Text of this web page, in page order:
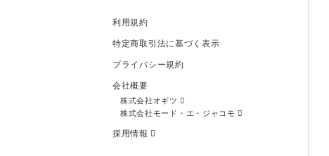
利用規約
特定商取引法に基づく表示
プライバシー規約
会社概要
株式会社オギツ
株式会社モード・エ・ジャコモ
採用情報